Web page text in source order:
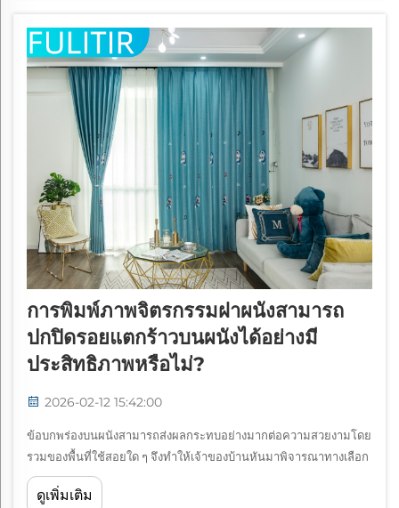
การพิมพ์ภาพจิตรกรรมฝาผนังสามารถ
ปกปิดรอยแตกร้าวบนผนังได้อย่างมี
ประสิทธิภาพหรือไม่?
2026-02-12 15:42:00
ข้อบกพร่องบนผนังสามารถส่งผลกระทบอย่างมากต่อความสวยงามโดย
รวมของพื้นที่ใช้สอยใด ๆ จึงทำให้เจ้าของบ้านหันมาพิจารณาทางเลือก
ใหม่ ๆ ที่ผสมผสานทั้งฟังก์ชันการใช้งานและความงามทางสายตาเข้า
ด้วยกัน การพิมพ์ภาพจิตรกรรมฝาผนังได้ก้าวขึ้นมาเป็นแนวทางที่
ดูเพิ่มเติม